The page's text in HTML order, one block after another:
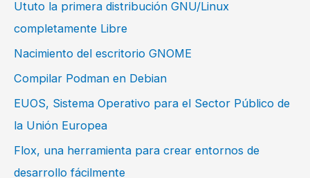
Ututo la primera distribución GNU/Linux
completamente Libre
Nacimiento del escritorio GNOME
Compilar Podman en Debian
EUOS, Sistema Operativo para el Sector Público de
la Unión Europea
Flox, una herramienta para crear entornos de
desarrollo fácilmente